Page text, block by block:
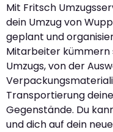
Mit Fritsch
dein Umzug von
geplant und
Mitarbeiter kümmern
Umzugs, von der
Transportierung
Gegenstände. Du
und dich auf dein